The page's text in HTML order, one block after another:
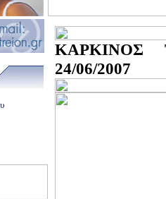
24/06/2007